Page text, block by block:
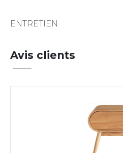
ENTRETIEN
Avis clients